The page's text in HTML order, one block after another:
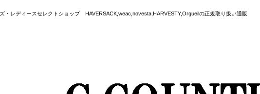
・レディースセレクトショップ HAVERSACK,weac,novesta,HARVESTY,Orgueilの正規取り扱い通販